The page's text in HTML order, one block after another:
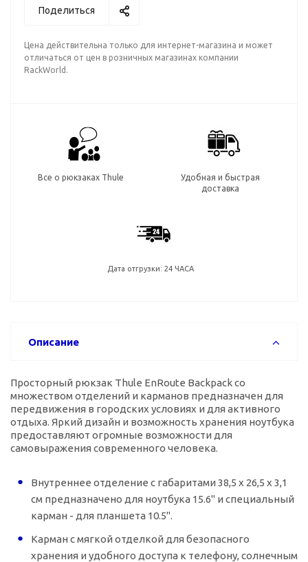
Поделиться
Цена действительна только для интернет-магазина и может
отличаться от цен в розничных магазинах компании
RackWorld.
Все о рюкзаках Thule
Удобная и быстрая
доставка
Дата отгрузки: 24 ЧАСА
Описание
Просторный рюкзак Thule EnRoute Backpack со
множеством отделений и карманов предназначен для
передвижения в городских условиях и для активного
отдыха. Яркий дизайн и возможность хранения ноутбука
предоставляют огромные возможности для
самовыражения современного человека.
Внутреннее отделение с габаритами 38,5 x 26,5 x 3,1
см предназначено для ноутбука 15.6" и специальный
карман - для планшета 10.5".
Карман с мягкой отделкой для безопасного
хранения и удобного доступа к телефону, солнечным